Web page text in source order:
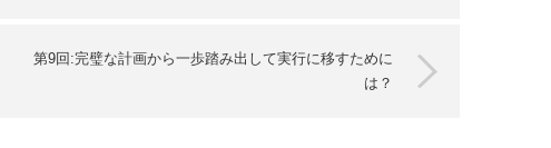
第9回:完璧な計画から一歩踏み出して実行に移すために
は？